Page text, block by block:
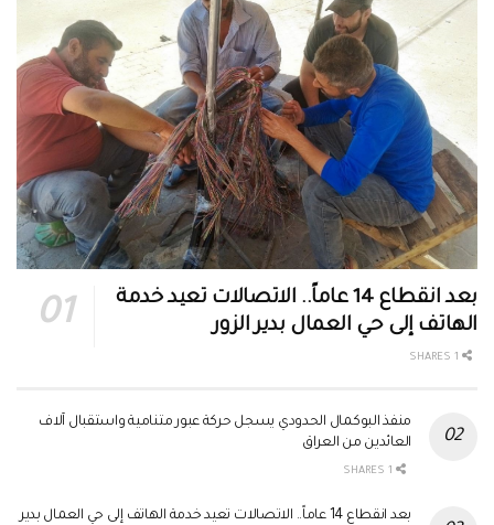
بعد انقطاع 14 عاماً.. الاتصالات تعيد خدمة
الهاتف إلى حي العمال بدير الزور
منفذ البوكمال الحدودي يسجل حركة عبور متنامية واستقبال آلاف
العائدين من العراق
بعد انقطاع 14 عاماً.. الاتصالات تعيد خدمة الهاتف إلى حي العمال بدير